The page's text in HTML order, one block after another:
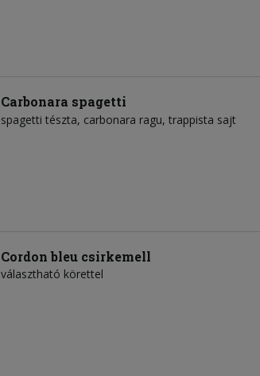
Carbonara spagetti
spagetti tészta carbonara ragu trappista sajt
Cordon bleu csirkemell
választható körettel